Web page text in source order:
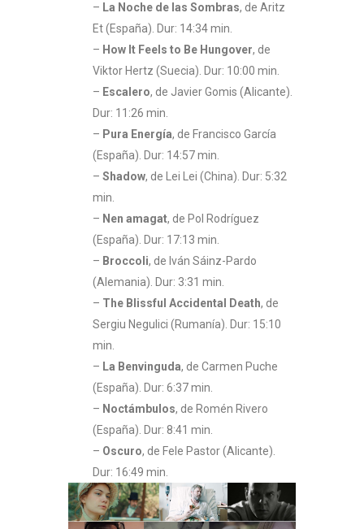
– La Noche de las Sombras, de Aritz
Et (España). Dur: 14:34 min.
– How It Feels to Be Hungover, de
Viktor Hertz (Suecia). Dur: 10:00 min.
– Escalero, de Javier Gomis (Alicante).
Dur: 11:26 min.
– Pura Energía, de Francisco García
(España). Dur: 14:57 min.
– Shadow, de Lei Lei (China). Dur: 5:32
min.
– Nen amagat, de Pol Rodríguez
(España). Dur: 17:13 min.
– Broccoli, de Iván Sáinz-Pardo
(Alemania). Dur: 3:31 min.
– The Blissful Accidental Death, de
Sergiu Negulici (Rumanía). Dur: 15:10
min.
– La Benvinguda, de Carmen Puche
(España). Dur: 6:37 min.
– Noctámbulos, de Romén Rivero
(España). Dur: 8:41 min.
– Oscuro, de Fele Pastor (Alicante).
Dur: 16:49 min.